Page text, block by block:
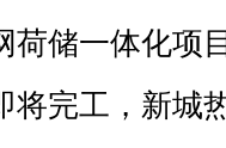
荷储一体化项
将完工，新城